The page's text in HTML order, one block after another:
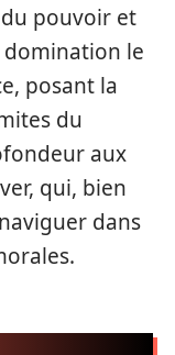
pouvoir et
domination le
posant la
du
aux
qui, bien
dans